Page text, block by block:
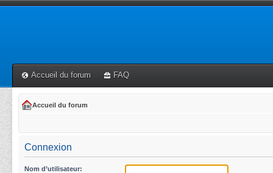
Accueil du forum FAQ
Accueil du forum
Connexion
Nom d’utilisateur: